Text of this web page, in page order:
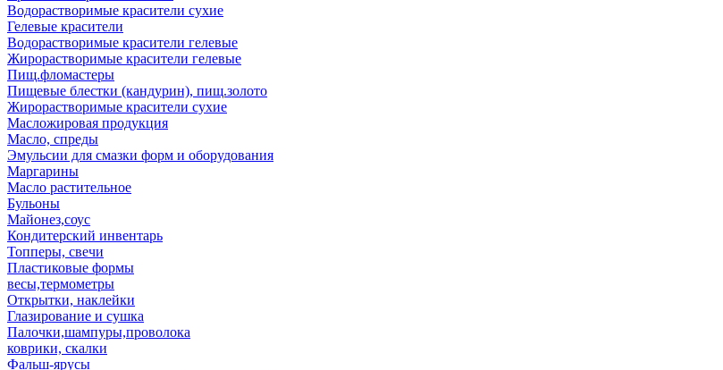
Водорастворимые красители сухие
Гелевые красители
Водорастворимые красители гелевые
Жирорастворимые красители гелевые
Пищ.фломастеры
Пищевые блестки (кандурин), пищ.золото
Жирорастворимые красители сухие
Масложировая продукция
Масло, спреды
Эмульсии для смазки форм и оборудования
Маргарины
Масло растительное
Бульоны
Майонез,соус
Кондитерский инвентарь
Топперы, свечи
Пластиковые формы
весы,термометры
Открытки, наклейки
Глазирование и сушка
Палочки,шампуры,проволока
коврики, скалки
Фальш-ярусы